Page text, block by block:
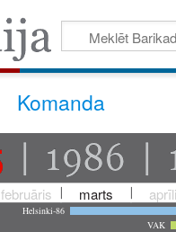
Komanda
februāris marts
Helsinki-86
VAK